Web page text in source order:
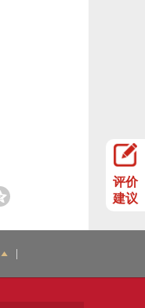
评价
建议